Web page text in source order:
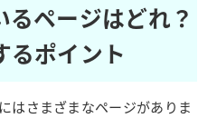
るページはどれ？
るポイント
はさまざまなページがありま